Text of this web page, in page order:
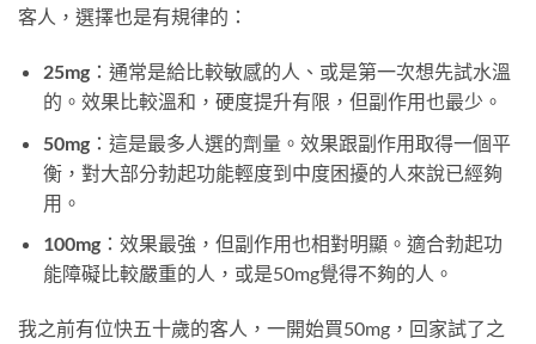
客人，選擇也是有規律的：
25mg：通常是給比較敏感的人、或是第一次想先試水溫
的。效果比較溫和，硬度提升有限，但副作用也最少。
50mg：這是最多人選的劑量。效果跟副作用取得一個平
衡，對大部分勃起功能輕度到中度困擾的人來說已經夠
用。
100mg：效果最強，但副作用也相對明顯。適合勃起功
能障礙比較嚴重的人，或是50mg覺得不夠的人。
我之前有位快五十歲的客人，一開始買50mg，回家試了之